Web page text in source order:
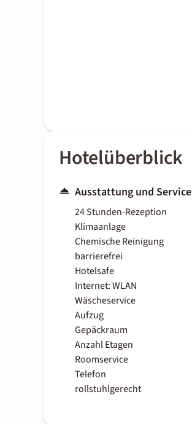
Hotelüberblick
Ausstattung und Service
24 Stunden-Rezeption
Klimaanlage
Chemische Reinigung
barrierefrei
Hotelsafe
Internet: WLAN
Wäscheservice
Aufzug
Gepäckraum
Anzahl Etagen
Roomservice
Telefon
rollstuhlgerecht